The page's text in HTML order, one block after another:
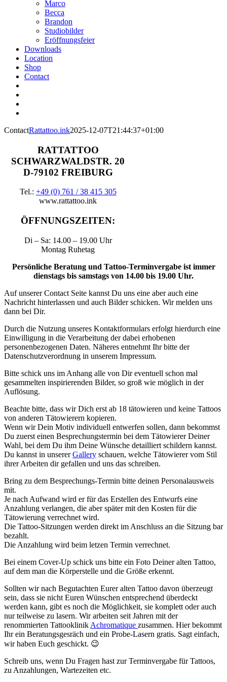
Marco
Becca
Brandon
Studiobilder
Eröffnungsfeier
Downloads
Location
Shop
Contact
ContactRattattoo.ink2025-12-07T21:44:37+01:00
RATTATTOO
SCHWARZWALDSTR. 20
D-79102 FREIBURG
Tel.: +49 (0) 761 / 38 415 305
www.rattattoo.ink
ÖFFNUNGSZEITEN:
Di – Sa: 14.00 – 19.00 Uhr
Montag Ruhetag
Persönliche Beratung und Tattoo-Terminvergabe ist immer
dienstags bis samstags von 14.00 bis 19.00 Uhr.
Auf unserer Contact Seite kannst Du uns eine aber auch eine
Nachricht hinterlassen und auch Bilder schicken. Wir melden uns
dann bei Dir.
Durch die Nutzung unseres Kontaktformulars erfolgt hierdurch eine
Einwilligung in die Verarbeitung der dabei erhobenen
personenbezogenen Daten. Näheres entnehmt Ihr bitte der
Datenschutzverordnung in unserem Impressum.
Bitte schick uns im Anhang alle von Dir eventuell schon mal
gesammelten inspirierenden Bilder, so groß wie möglich in der
Auflösung.
Beachte bitte, dass wir Dich erst ab 18 tätowieren und keine Tattoos
von anderen Tätowierern kopieren.
Wenn wir Dein Motiv individuell entwerfen sollen, dann bekommst
Du zuerst einen Besprechungstermin bei dem Tätowierer Deiner
Wahl, bei dem Du ihm Deine Wünsche detailliert schildern kannst.
Du kannst in unsererGallery schauen, welche Tätowierer vom Stil
ihrer Arbeiten dir gefallen und uns das schreiben.
Bring zu dem Besprechungs-Termin bitte deinen Personalausweis
mit.
Je nach Aufwand wird er für das Erstellen des Entwurfs eine
Anzahlung verlangen, die aber später mit den Kosten für die
Tätowierung verrechnet wird.
Die Tattoo-Sitzungen werden direkt im Anschluss an die Sitzung bar
bezahlt.
Die Anzahlung wird beim letzen Termin verrechnet.
Bei einem Cover-Up schick uns bitte ein Foto Deiner alten Tattoo,
auf dem man die Körperstelle und die Größe erkennt.
Sollten wir nach Begutachten Eurer alten Tattoo davon überzeugt
sein, dass sie nicht Euren Wünschen entsprechend überdeckt
werden kann, gibt es noch die Möglichkeit, sie komplett oder auch
nur teilweise zu lasern. Wir arbeiten seit Jahren mit der
renommierten Tattooklinik Achromatique zusammen. Hier bekommt
Ihr ein Beratungsgesräch und ein Probe-Lasern gratis. Sagt einfach,
wir haben Euch geschickt. 😉
Schreib uns, wenn Du Fragen hast zur Terminvergabe für Tattoos,
zu Anzahlungen, Wartezeiten etc.